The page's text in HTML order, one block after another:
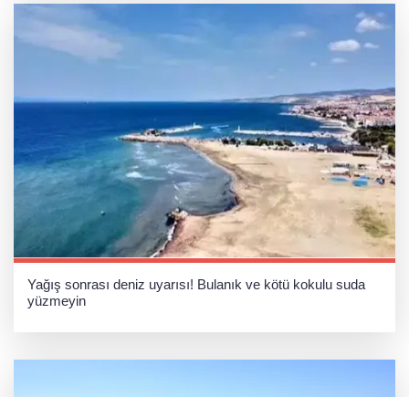
Yağış sonrası deniz uyarısı! Bulanık ve kötü kokulu suda
yüzmeyin